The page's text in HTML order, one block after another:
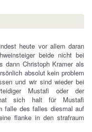
heute vor allem daran
beide nicht bei
dann Christoph Kramer als
absolut kein problem
und wir sind wieder bei
Mustafi oder der
sich halt für Mustafi
falle des falles diesmal auf
flanke in den strafraum